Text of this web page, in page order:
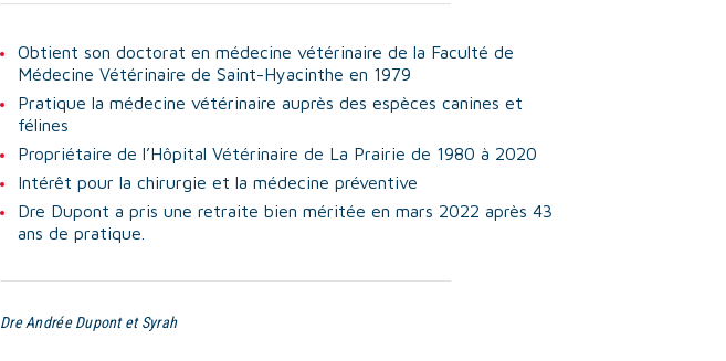
Obtient son doctorat en médecine vétérinaire de la Faculté de
Médecine Vétérinaire de Saint-Hyacinthe en 1979
Pratique la médecine vétérinaire auprès des espèces canines et
félines
Propriétaire de l’Hôpital Vétérinaire de La Prairie de 1980 à 2020
Intérêt pour la chirurgie et la médecine préventive
Dre Dupont a pris une retraite bien méritée en mars 2022 après 43
ans de pratique.
Dre Andrée Dupont et Syrah